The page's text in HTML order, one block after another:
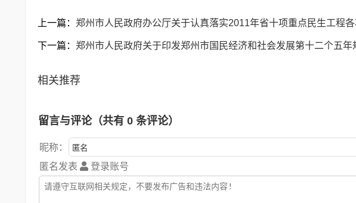
上一篇： 郑州市人民政府办公厅关于认真落实2011年省十项重点民生工程
下一篇： 郑州市人民政府关于印发郑州市国民经济和社会发展第十二个五年
相关推荐
留言与评论（共有 0 条评论）
昵称：
匿名发表
登录账号